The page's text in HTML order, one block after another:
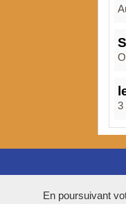
3
En poursuivant